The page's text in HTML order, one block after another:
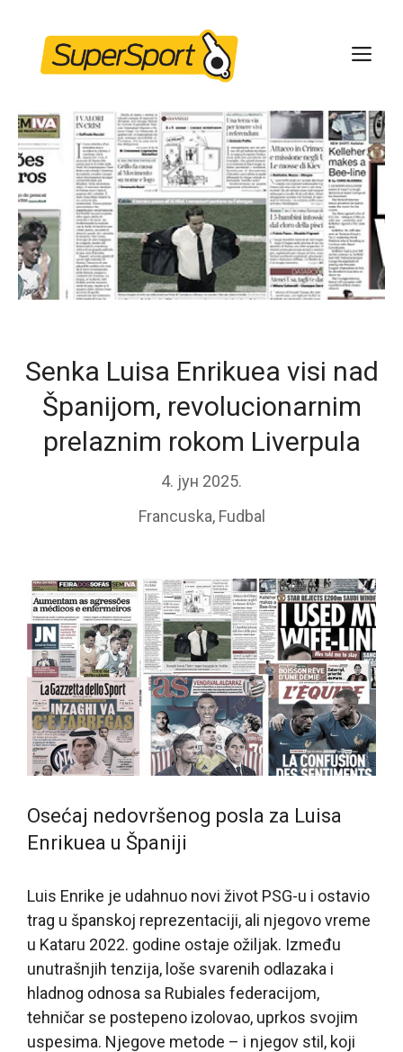
content
Senka Luisa Enrikuea visi nad
Španijom, revolucionarnim
prelaznim rokom Liverpula
4. јун 2025.
Francuska, Fudbal
Osećaj nedovršenog posla za Luisa
Enrikuea u Španiji
Luis Enrike je udahnuo novi život PSG-u i ostavio
trag u španskoj reprezentaciji, ali njegovo vreme
u Kataru 2022. godine ostaje ožiljak. Između
unutrašnjih tenzija, loše svarenih odlazaka i
hladnog odnosa sa Rubiales federacijom,
tehničar se postepeno izolovao, uprkos svojim
uspesima. Njegove metode – i njegov stil, koji